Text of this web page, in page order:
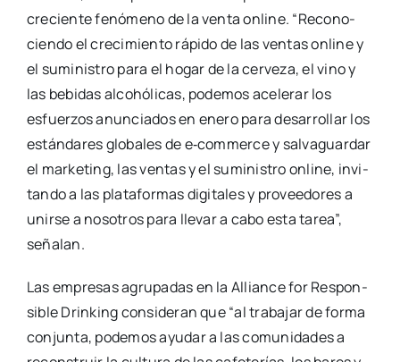
cre­cien­te fenó­meno de la ven­ta onli­ne. “Reco­no­
cien­do el cre­ci­mien­to rápi­do de las ven­tas onli­ne y
el sumi­nis­tro para el hogar de la cer­ve­za, el vino y
las bebi­das alcohó­li­cas, pode­mos ace­le­rar los
esfuer­zos anun­cia­dos en enero para desa­rro­llar los
están­da­res glo­ba­les de e‑commerce y sal­va­guar­dar
el mar­ke­ting, las ven­tas y el sumi­nis­tro onli­ne, invi­
tan­do a las pla­ta­for­mas digi­ta­les y pro­vee­do­res a
unir­se a noso­tros para lle­var a cabo esta tarea”,
seña­lan.
Las empre­sas agru­pa­das en la Allian­ce for Res­pon­
si­ble Drin­king con­si­de­ran que “al tra­ba­jar de for­ma
con­jun­ta, pode­mos ayu­dar a las comu­ni­da­des a